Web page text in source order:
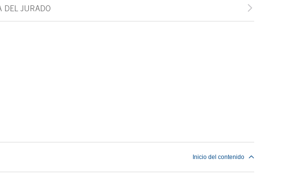
DEL JURADO
Inicio del contenido